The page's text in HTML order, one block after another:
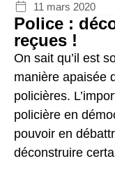
11 mars 2020
Police :
reçues !
On sait qu’il est
manière apaisée
policières.
policière en
pouvoir en
déconstruire